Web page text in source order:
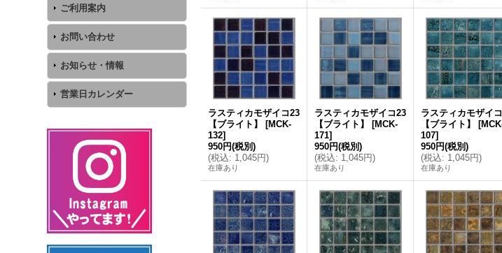
ご利用案内
お問い合わせ
お知らせ・情報
営業日カレンダー
ラスティカモザイコ23
【ブライト】
[MCK-
132]
950円(税別)
(税込: 1,045円)
在庫あり
ラスティカモザイコ23
【ブライト】
[MCK-
171]
950円(税別)
(税込: 1,045円)
在庫あり
ラスティカモザイ
【ブライト】
[
107]
950円(税別)
(税込: 1,045円)
在庫あり